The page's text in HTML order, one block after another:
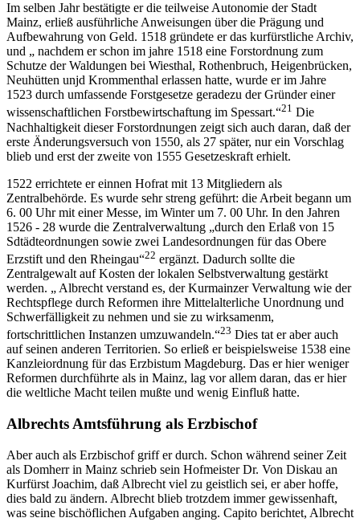
Im selben Jahr bestätigte er die teilweise Autonomie der Stadt
Mainz, erließ ausführliche Anweisungen über die Prägung und
Aufbewahrung von Geld. 1518 gründete er das kurfürstliche Archiv,
und „ nachdem er schon im jahre 1518 eine Forstordnung zum
Schutze der Waldungen bei Wiesthal, Rothenbruch, Heigenbrücken,
Neuhütten unjd Krommenthal erlassen hatte, wurde er im Jahre
1523 durch umfassende Forstgesetze geradezu der Gründer einer
wissenschaftlichen Forstbewirtschaftung im Spessart.“21 Die
Nachhaltigkeit dieser Forstordnungen zeigt sich auch daran, daß der
erste Änderungsversuch von 1550, als 27 später, nur ein Vorschlag
blieb und erst der zweite von 1555 Gesetzeskraft erhielt.
1522 errichtete er einnen Hofrat mit 13 Mitgliedern als
Zentralbehörde. Es wurde sehr streng geführt: die Arbeit begann um
6. 00 Uhr mit einer Messe, im Winter um 7. 00 Uhr. In den Jahren
1526 - 28 wurde die Zentralverwaltung „durch den Erlaß von 15
Sdtädteordnungen sowie zwei Landesordnungen für das Obere
Erzstift und den Rheingau“22 ergänzt. Dadurch sollte die
Zentralgewalt auf Kosten der lokalen Selbstverwaltung gestärkt
werden. „ Albrecht verstand es, der Kurmainzer Verwaltung wie der
Rechtspflege durch Reformen ihre Mittelalterliche Unordnung und
Schwerfälligkeit zu nehmen und sie zu wirksamenm,
fortschrittlichen Instanzen umzuwandeln.“23 Dies tat er aber auch
auf seinen anderen Territorien. So erließ er beispielsweise 1538 eine
Kanzleiordnung für das Erzbistum Magdeburg. Das er hier weniger
Reformen durchführte als in Mainz, lag vor allem daran, das er hier
die weltliche Macht teilen mußte und wenig Einfluß hatte.
Albrechts Amtsführung als Erzbischof
Aber auch als Erzbischof griff er durch. Schon während seiner Zeit
als Domherr in Mainz schrieb sein Hofmeister Dr. Von Diskau an
Kurfürst Joachim, daß Albrecht viel zu geistlich sei, er aber hoffe,
dies bald zu ändern. Albrecht blieb trotzdem immer gewissenhaft,
was seine bischöflichen Aufgaben anging. Capito berichtet, Albrecht